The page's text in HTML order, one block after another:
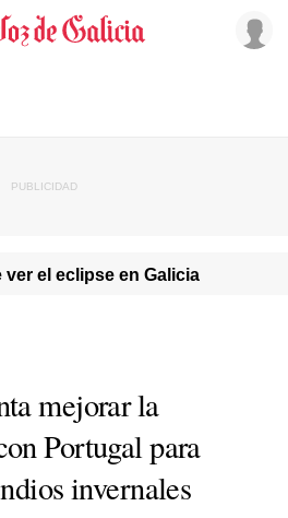
ver el eclipse en Galicia
mejorar la
Portugal para
invernales